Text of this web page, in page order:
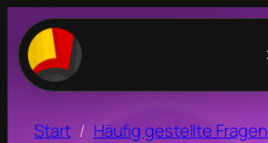
Start Häufig gestellte Fragen